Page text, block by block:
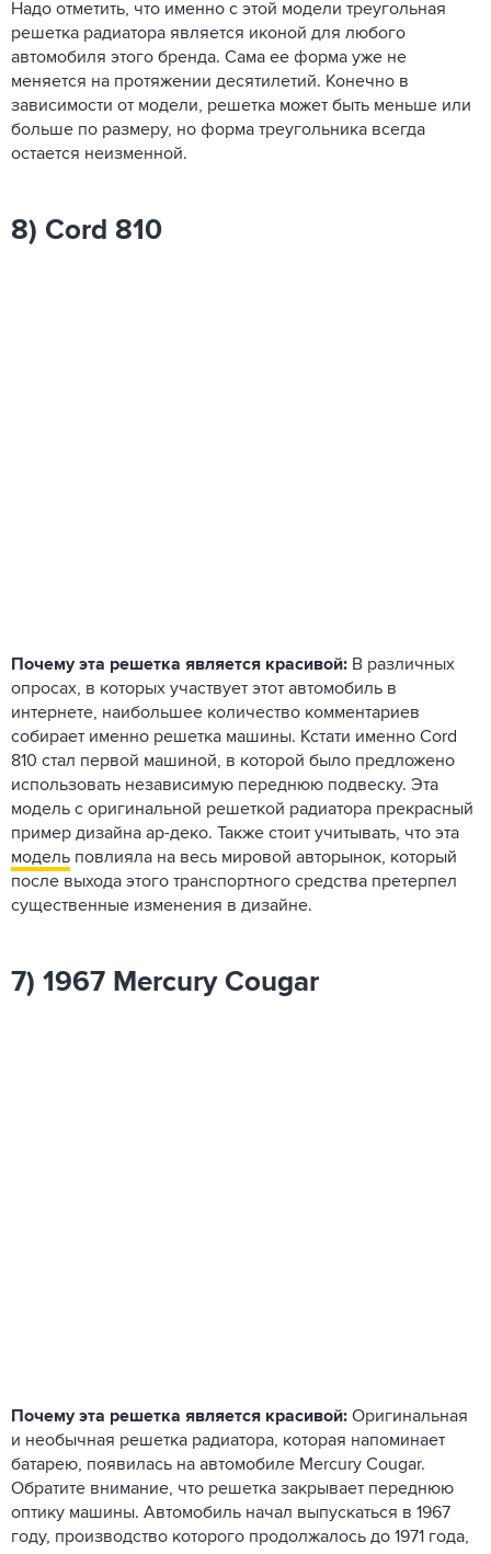
Надо отметить, что именно с этой модели треугольная
решетка радиатора является иконой для любого
автомобиля этого бренда. Сама ее форма уже не
меняется на протяжении десятилетий. Конечно в
зависимости от модели, решетка может быть меньше или
больше по размеру, но форма треугольника всегда
остается неизменной.
8) Cord 810
Почему эта решетка является красивой: В различных
опросах, в которых участвует этот автомобиль в
интернете, наибольшее количество комментариев
собирает именно решетка машины. Кстати именно Cord
810 стал первой машиной, в которой было предложено
использовать независимую переднюю подвеску. Эта
модель с оригинальной решеткой радиатора прекрасный
пример дизайна ар-деко. Также стоит учитывать, что эта
модель повлияла на весь мировой авторынок, который
после выхода этого транспортного средства претерпел
существенные изменения в дизайне.
7) 1967 Mercury Cougar
Почему эта решетка является красивой: Оригинальная
и необычная решетка радиатора, которая напоминает
батарею, появилась на автомобиле Mercury Cougar.
Обратите внимание, что решетка закрывает переднюю
оптику машины. Автомобиль начал выпускаться в 1967
году, производство которого продолжалось до 1971 года,